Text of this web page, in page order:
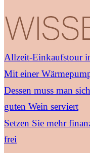
Allzeit-Einkaufstour
Mit einer
Dessen muss man
guten Wein serviert
Setzen Sie mehr
frei